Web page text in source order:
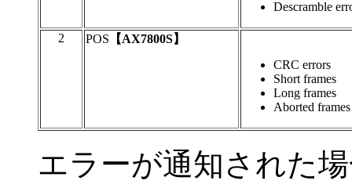
Descramble
2 POS 【AX7800S】
CRC errors
Short frames
Long frames
Aborted frames
エラーが通知された